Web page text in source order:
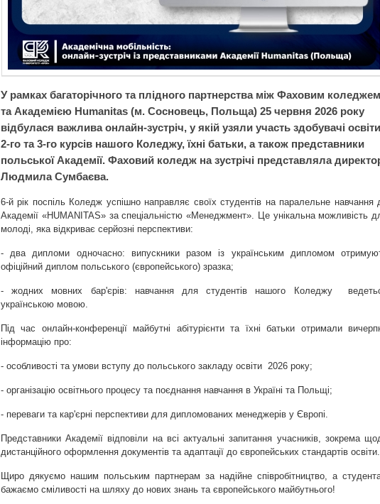
У рамках багаторічного та плідного партнерства між Фаховим коледжем
та Академією Humanitas (м. Сосновець, Польща) 25 червня 2026 року
відбулася важлива онлайн-зустріч, у якій узяли участь здобувачі освіти
2-го та 3-го курсів нашого Коледжу, їхні батьки, а також представники
польської Академії. Фаховий коледж на зустрічі представляла
Людмила Сумбаєва.
6-й рік поспіль Коледж успішно направляє своїх студентів на паралельне навчання
Академії «HUMANITAS» за спеціальністю «Менеджмент». Це унікальна можливість
молоді, яка відкриває серйозні перспективи:
- два дипломи одночасно: випускники разом із українським дипломом
офіційний диплом польського (європейського) зразка;
- жодних мовних бар'єрів: навчання для студентів нашого Коледжу
українською мовою.
Під час онлайн-конференції майбутні абітурієнти та їхні батьки отримали
інформацію про:
- особливості та умови вступу до польського закладу освіти 2026 року;
- організацію освітнього процесу та поєднання навчання в Україні та Польщі;
- переваги та кар'єрні перспективи для дипломованих менеджерів у Європі.
Представники Академії відповіли на всі актуальні запитання учасників, зокрема
дистанційного оформлення документів та адаптації до європейських стандартів освіти.
Щиро дякуємо нашим польським партнерам за надійне співробітництво, а
бажаємо сміливості на шляху до нових знань та європейського майбутнього!